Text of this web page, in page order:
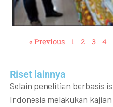
« Previous 1 2 3 4
Riset lainnya​​
Selain penelitian berbasis
Indonesia melakukan